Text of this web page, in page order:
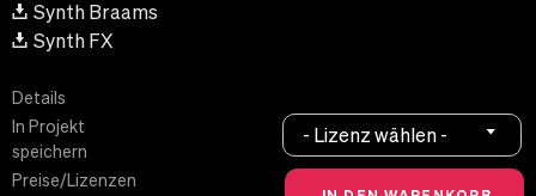
Synth Braams
Synth FX
Details
In Projekt
speichern
Preise/Lizenzen
- Lizenz wählen -